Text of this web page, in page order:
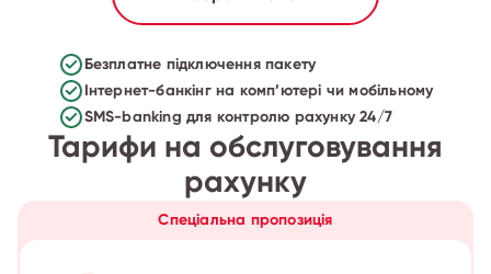
Безплатне підключення пакету
Інтернет-банкінг на комп’ютері чи мобільному
SMS-banking для контролю рахунку 24/7
Тарифи на обслуговування
рахунку
Спеціальна пропозиція